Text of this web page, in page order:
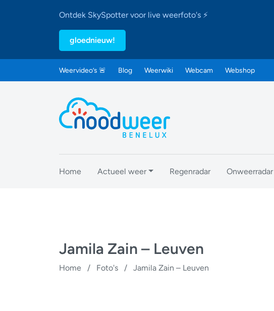
Ontdek SkySpotter voor live weerfoto's ⚡
gloednieuw!
Weervideo’s 🚨 Blog Weerwiki Webcam Webshop
Home Actueel weer Regenradar Onweerradar
Jamila Zain – Leuven
Home / Foto's / Jamila Zain – Leuven